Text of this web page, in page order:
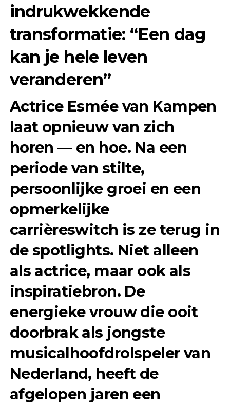
indrukwekkende
transformatie: “Een dag
kan je hele leven
veranderen”
Actrice Esmée van Kampen
laat opnieuw van zich
horen — en hoe. Na een
periode van stilte,
persoonlijke groei en een
opmerkelijke
carrièreswitch is ze terug in
de spotlights. Niet alleen
als actrice, maar ook als
inspiratiebron. De
energieke vrouw die ooit
doorbrak als jongste
musicalhoofdrolspeler van
Nederland, heeft de
afgelopen jaren een